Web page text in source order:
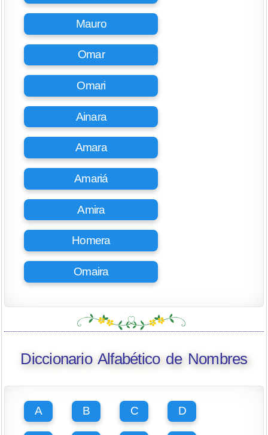
Mauro
Omar
Omari
Ainara
Amara
Amariá
Amira
Homera
Omaira
Diccionario Alfabético de Nombres
A B C D